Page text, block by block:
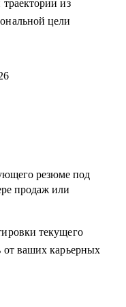
на текущей позиции и
Авито, Mars,
Danone.
поиск разных
в другие сегменты
существующего
автор вы)
этапах (рекрутер,
руководитель
траектории из
цели
резюме под
продаж или
текущего
от ваших карьерных